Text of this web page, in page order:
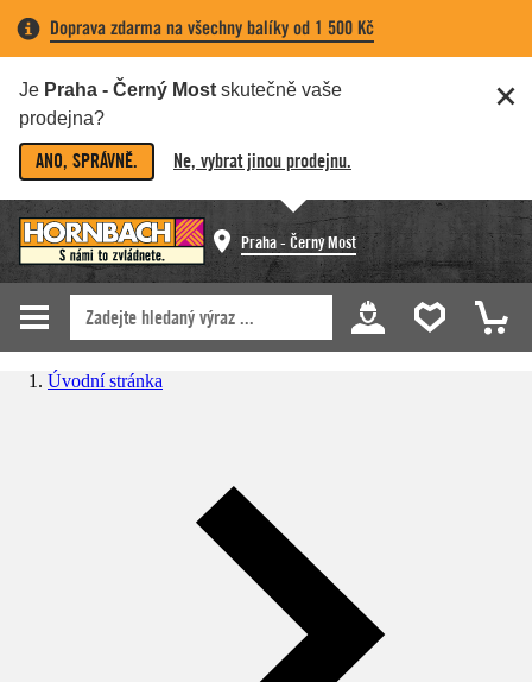
Doprava zdarma na všechny balíky od 1 500 Kč
Je Praha - Černý Most skutečně vaše
prodejna?
ANO, SPRÁVNĚ. Ne, vybrat jinou prodejnu.
Praha - Černý Most
Úvodní stránka